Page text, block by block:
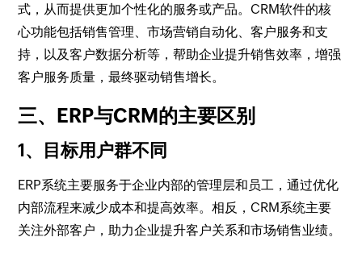
式，从而提供更加个性化的服务或产品。CRM软件的核
心功能包括销售管理、市场营销自动化、客户服务和支
持，以及客户数据分析等，帮助企业提升销售效率，增强
客户服务质量，最终驱动销售增长。
三、ERP与CRM的主要区别
1、目标用户群不同
ERP系统主要服务于企业内部的管理层和员工，通过优化
内部流程来减少成本和提高效率。相反，CRM系统主要
关注外部客户，助力企业提升客户关系和市场销售业绩。